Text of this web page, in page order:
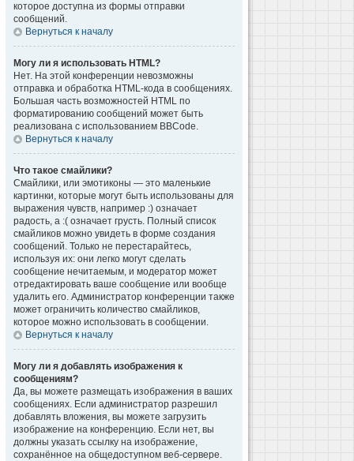
которое доступна из формы отправки
сообщений.
Вернуться к началу
Могу ли я использовать HTML?
Нет. На этой конференции невозможны
отправка и обработка HTML-кода в сообщениях.
Большая часть возможностей HTML по
форматированию сообщений может быть
реализована с использованием BBCode.
Вернуться к началу
Что такое смайлики?
Смайлики, или эмотиконы — это маленькие
картинки, которые могут быть использованы для
выражения чувств, например :) означает
радость, а :( означает грусть. Полный список
смайликов можно увидеть в форме создания
сообщений. Только не перестарайтесь,
используя их: они легко могут сделать
сообщение нечитаемым, и модератор может
отредактировать ваше сообщение или вообще
удалить его. Администратор конференции также
может ограничить количество смайликов,
которое можно использовать в сообщении.
Вернуться к началу
Могу ли я добавлять изображения к
сообщениям?
Да, вы можете размещать изображения в ваших
сообщениях. Если администратор разрешил
добавлять вложения, вы можете загрузить
изображение на конференцию. Если нет, вы
должны указать ссылку на изображение,
сохранённое на общедоступном веб-сервере.